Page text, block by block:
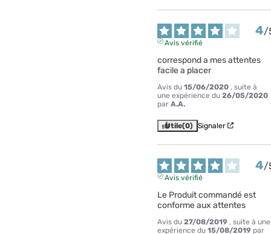
4/
Avis vérifié
correspond a mes attentes
facile a placer
Avis du 15/06/2020 , suite à
une expérience du 26/05/2020
par A.A.
Utile(0) Signaler
4/
Avis vérifié
Le Produit commandé est
conforme aux attentes
Avis du 27/08/2019 , suite à une
expérience du 15/08/2019 par